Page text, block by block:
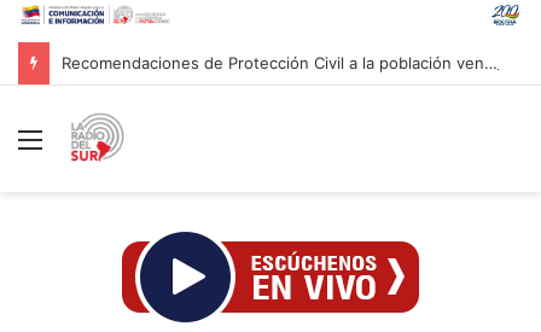
Recomendaciones de Protección Civil a la población venezolana ante fenómeno climatológico «El Niño»
Menú